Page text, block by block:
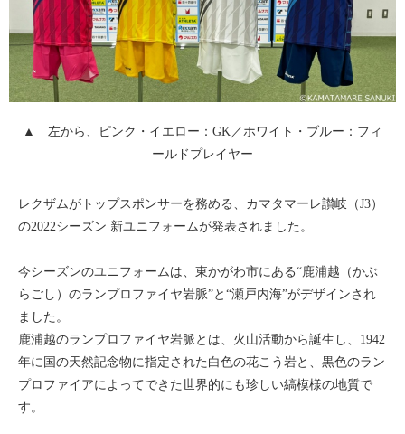
▲ 左から、ピンク・イエロー：GK／ホワイト・ブルー：フィ
ールドプレイヤー
レクザムがトップスポンサーを務める、カマタマーレ讃岐（J3）
の2022シーズン 新ユニフォームが発表されました。
今シーズンのユニフォームは、東かがわ市にある“鹿浦越（かぶ
らごし）のランプロファイヤ岩脈”と“瀬戸内海”がデザインされ
ました。
鹿浦越のランプロファイヤ岩脈とは、火山活動から誕生し、1942
年に国の天然記念物に指定された白色の花こう岩と、黒色のラン
プロファイアによってできた世界的にも珍しい縞模様の地質で
す。